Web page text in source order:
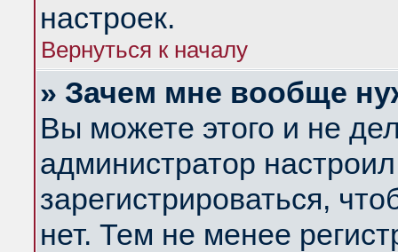
настроек.
Вернуться к началу
» Зачем мне вообще
Вы можете этого и не
администратор
зарегистрироваться,
нет. Тем не менее